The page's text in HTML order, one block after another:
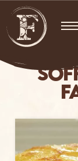
Skip
content